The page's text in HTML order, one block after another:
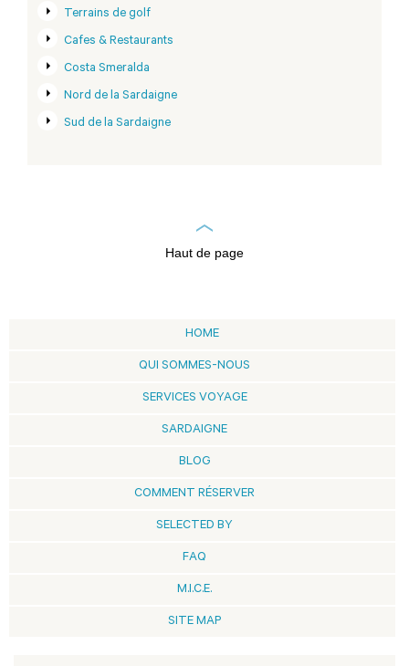
Terrains de golf
Cafes & Restaurants
Costa Smeralda
Nord de la Sardaigne
Sud de la Sardaigne
Haut de page
HOME
QUI SOMMES-NOUS
SERVICES VOYAGE
SARDAIGNE
BLOG
COMMENT RÉSERVER
SELECTED BY
FAQ
M.I.C.E.
SITE MAP